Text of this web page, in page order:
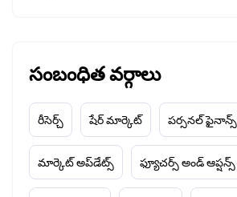
సంబంధిత వర్గాలు
రీసెర్చ్ షేర్ మార్కెట్ పర్సనల్ ఫైనాన్స్
మార్కెట్ అప్‌డేట్స్ ఫ్యూచర్స్ అండ్ ఆప్షన్స్